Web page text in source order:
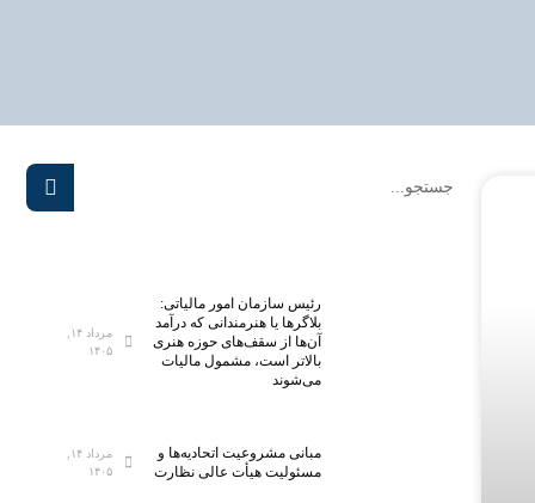
رئیس سازمان امور مالیاتی:
بلاگر‌ها یا هنرمندانی که درآمد
آن‌ها از سقف‌های حوزه هنری
بالاتر است، مشمول مالیات
می‌شوند
۱۴۰۵
مبانی مشروعیت اتحادیه‌ها و
مسئولیت هیأت عالی نظارت
۱۴۰۵